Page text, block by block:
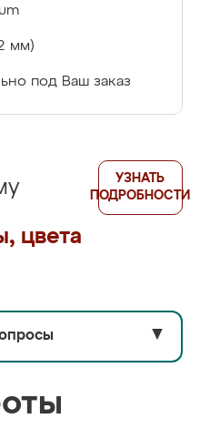
мм)
под Ваш заказ
цвета
УЗНАТЬ
ПОДРОБНОСТИ
▼